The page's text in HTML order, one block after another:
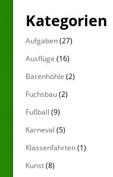
Kategorien
Aufgaben(27)
Ausflüge (16)
Bärenhöhle (2)
Fuchsbau(2)
Fußball (9)
Karneval (5)
Klassenfahrten(1)
Kunst(8)